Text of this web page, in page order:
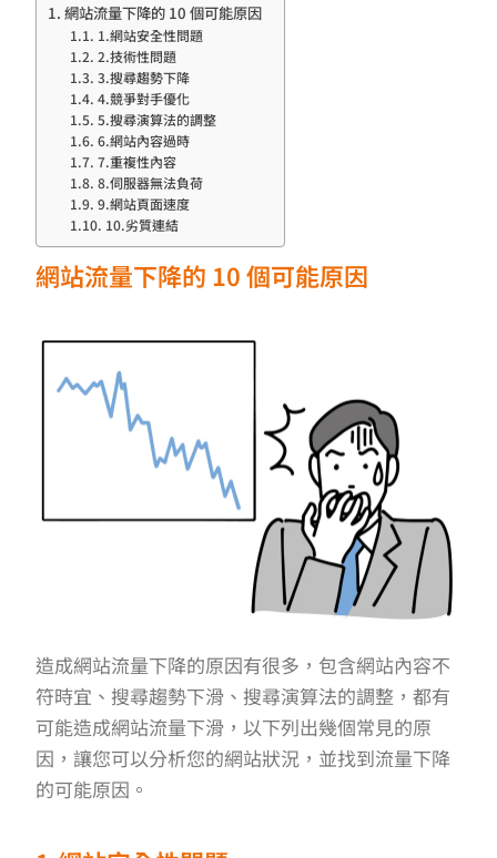
網站流量下降的 10 個可能原因
1.網站安全性問題
2.技術性問題
3.搜尋趨勢下降
4.競爭對手優化
5.搜尋演算法的調整
6.網站內容過時
7.重複性內容
8.伺服器無法負荷
9.網站頁面速度
10.劣質連結
網站流量下降的 10 個可能原因
造成網站流量下降的原因有很多，包含網站內容不
符時宜、搜尋趨勢下滑、搜尋演算法的調整，都有
可能造成網站流量下滑，以下列出幾個常見的原
因，讓您可以分析您的網站狀況，並找到流量下降
的可能原因。